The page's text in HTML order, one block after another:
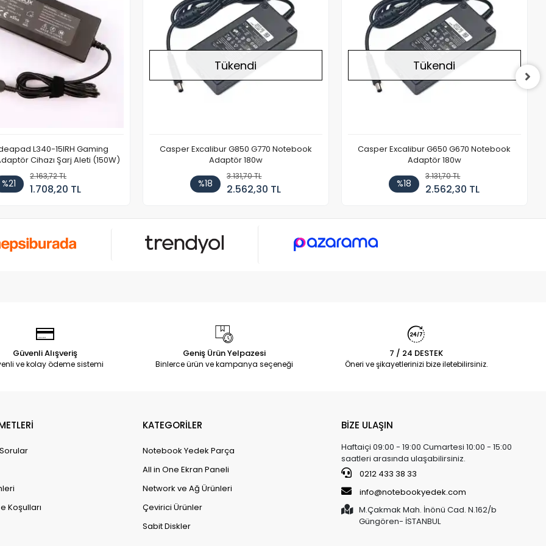
L340-15IRH Gaming
Cihazı Şarj Aleti (150W)
%21
2.163,72 TL
1.708,20 TL
Tükendi
Casper Excalibur G850 G770 Notebook
Adaptör 180w
%18
3.131,70 TL
2.562,30 TL
Tükendi
Casper Excalibur G650 G670 Notebook
Adaptör 180w
%18
3.131,70 TL
2.562,30 TL
Güvenli Alışveriş
ve kolay ödeme sistemi
Geniş Ürün Yelpazesi
Binlerce ürün ve kampanya seçeneği
7 / 24 DESTEK
Öneri ve şikayetlerinizi bize iletebilirsiniz.
Koşulları
KATEGORİLER
Notebook Yedek Parça
All in One Ekran Paneli
Network ve Ağ Ürünleri
Çevirici Ürünler
Sabit Diskler
BİZE ULAŞIN
Haftaiçi 09:00 - 19:00 Cumartesi 10:00 - 15:00
saatleri arasında ulaşabilirsiniz.
0212 433 38 33
info@notebookyedek.com
M.Çakmak Mah. İnönü Cad. N.162/b
Güngören- İSTANBUL